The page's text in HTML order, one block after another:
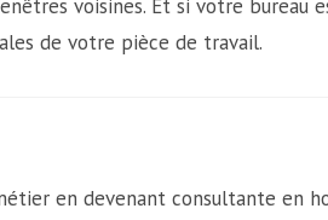
voisines. Et si votre bureau
de votre pièce de travail.
en devenant consultante en